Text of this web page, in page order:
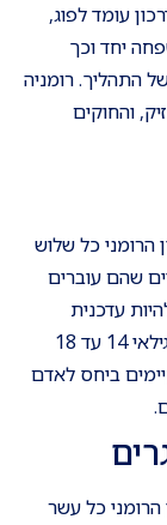
עומד לפוג,
יחד וכך
התהליך. רומניה
והחוקים
הדרכון הרומני כל שלוש
שהם עוברים
עדכנית
ולשקף את המראה הנוכחי של הילד. קטינים בגילאי 14 עד 18
ביחס לאדם
הרומני כל עשר